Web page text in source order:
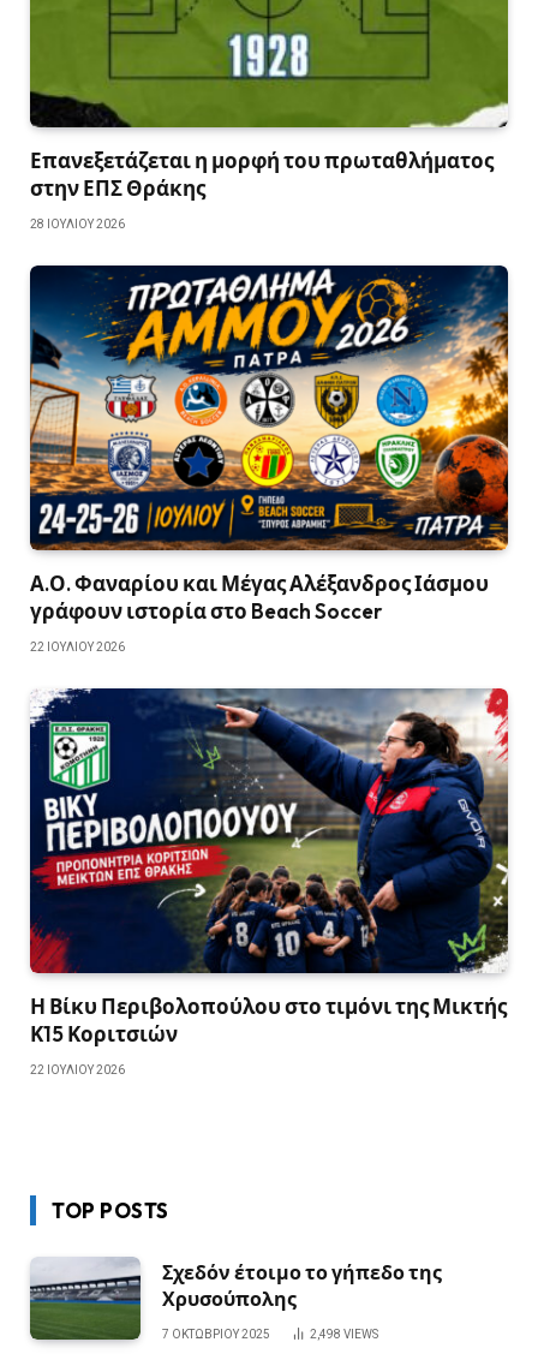
Επανεξετάζεται η μορφή του πρωταθλήματος
στην ΕΠΣ Θράκης
28 ΙΟΥΛΊΟΥ 2026
Α.Ο. Φαναρίου και Μέγας Αλέξανδρος Ιάσμου
γράφουν ιστορία στο Beach Soccer
22 ΙΟΥΛΊΟΥ 2026
Η Βίκυ Περιβολοπούλου στο τιμόνι της Μικτής
Κ15 Κοριτσιών
22 ΙΟΥΛΊΟΥ 2026
TOP POSTS
Σχεδόν έτοιμο το γήπεδο της
Χρυσούπολης
7 ΟΚΤΩΒΡΊΟΥ 2025 2,498 VIEWS